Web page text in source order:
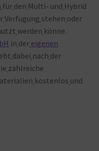
für den Multi- und Hybrid
Verfügung stehen oder
werden könne.
in dereigenen
dabei nach der
zahlreiche
kostenlos und